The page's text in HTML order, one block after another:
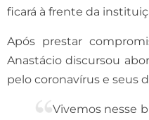
ficará à frente da
Após prestar
Anastácio discursou
pelo coronavírus e seus
Vivemos nesse